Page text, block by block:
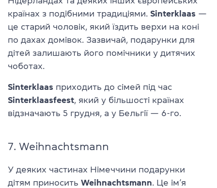
країнах з подібними традиціями. Sinterklaas —
це старий чоловік, який їздить верхи на коні
по дахах домівок. Зазвичай, подарунки для
дітей залишають його помічники у дитячих
чоботах.
Sinterklaas приходить до сімей під час
Sinterklaasfeest, який у більшості країнах
відзначають 5 грудня, а у Бельгії — 6-го.
7. Weihnachtsmann
У деяких частинах Німеччини подарунки
дітям приносить Weihnachtsmann. Це ім’я